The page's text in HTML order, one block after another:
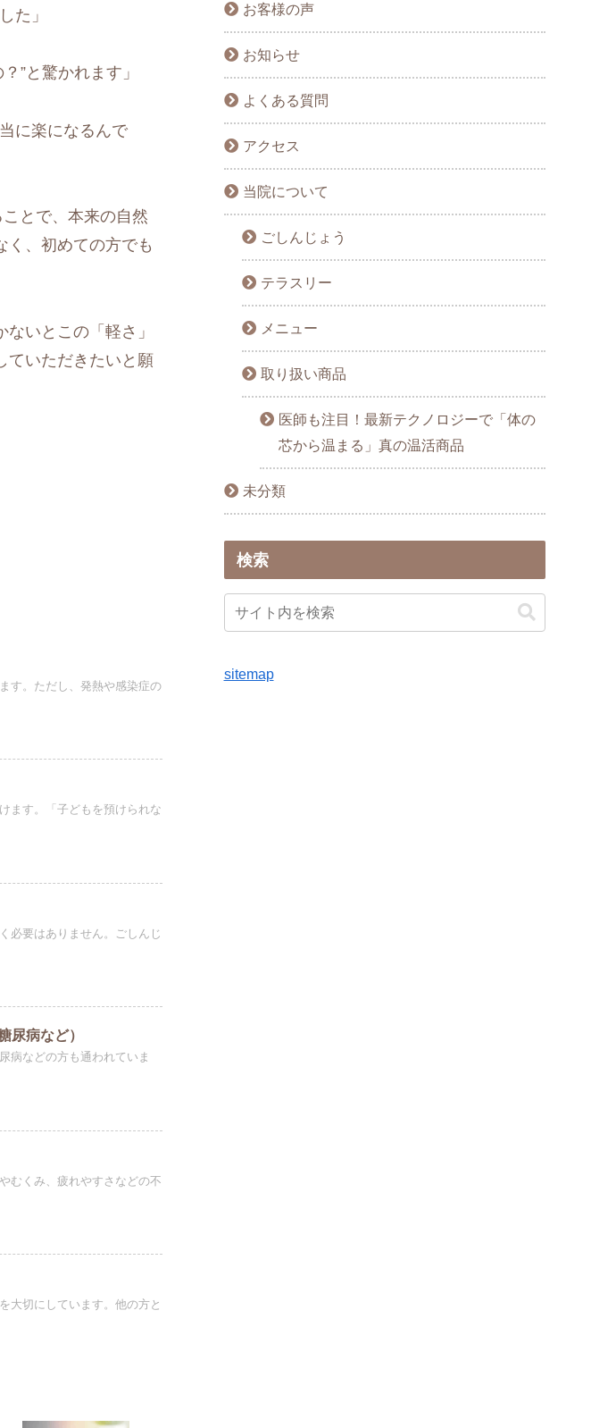
た」
”と驚かれます」
に楽になるんで
とで、本来の自然
く、初めての方でも
いとこの「軽さ」
ていただきたいと願
す。ただし、発熱や感染症の
ます。「子どもを預けられな
必要はありません。ごしんじ
尿病など）
病などの方も通われていま
むくみ、疲れやすさなどの不
大切にしています。他の方と
お客様の声
お知らせ
よくある質問
アクセス
当院について
ごしんじょう
テラスリー
メニュー
取り扱い商品
医師も注目！最新テクノロジーで「体の
芯から温まる」真の温活商品
未分類
検索
sitemap